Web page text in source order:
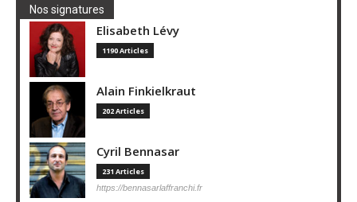
Nos signatures
Elisabeth Lévy
1190 Articles
Alain Finkielkraut
202 Articles
Cyril Bennasar
231 Articles
https://bennasarlaffranchi.fr